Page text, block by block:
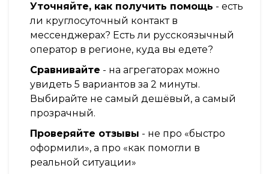
Уточняйте, как получить помощь - есть
ли круглосуточный контакт в
мессенджерах? Есть ли русскоязычный
оператор в регионе, куда вы едете?
Сравнивайте - на агрегаторах можно
увидеть 5 вариантов за 2 минуты.
Выбирайте не самый дешёвый, а самый
прозрачный.
Проверяйте отзывы - не про «быстро
оформили», а про «как помогли в
реальной ситуации»